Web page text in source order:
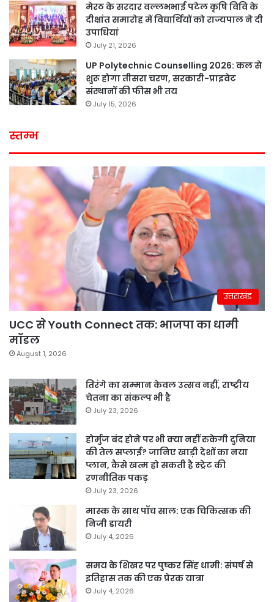
मेरठ के सरदार वल्लभभाई पटेल कृषि विवि के
दीक्षांत समारोह में विद्यार्थियों को राज्यपाल ने दी
उपाधियां
July 21, 2026
UP Polytechnic Counselling 2026: कल से
शुरू होगा तीसरा चरण, सरकारी-प्राइवेट
संस्थानों की फीस भी तय
July 15, 2026
स्तम्भ
उत्तराखंड
UCC से Youth Connect तक: भाजपा का धामी
मॉडल
August 1, 2026
तिरंगे का सम्मान केवल उत्सव नहीं, राष्ट्रीय
चेतना का संकल्प भी है
July 23, 2026
होर्मुज बंद होने पर भी क्या नहीं रुकेगी दुनिया
की तेल सप्लाई? जानिए खाड़ी देशों का नया
प्लान, कैसे खत्म हो सकती है स्ट्रेट की
रणनीतिक पकड़
July 23, 2026
मास्क के साथ पॉच साल: एक चिकित्सक की
निजी डायरी
July 4, 2026
समय के शिखर पर पुष्कर सिंह धामी: संघर्ष से
इतिहास तक की एक प्रेरक यात्रा
July 4, 2026